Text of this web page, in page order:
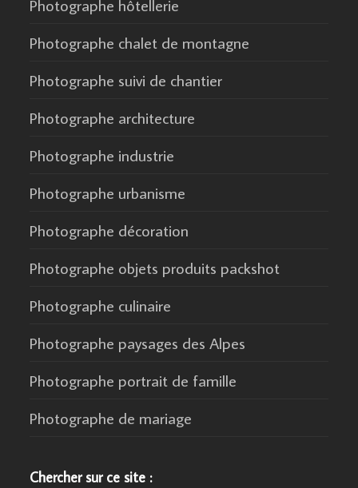
Photographe hôtellerie
Photographe chalet de montagne
Photographe suivi de chantier
Photographe architecture
Photographe industrie
Photographe urbanisme
Photographe décoration
Photographe objets produits packshot
Photographe culinaire
Photographe paysages des Alpes
Photographe portrait de famille
Photographe de mariage
Chercher sur ce site :